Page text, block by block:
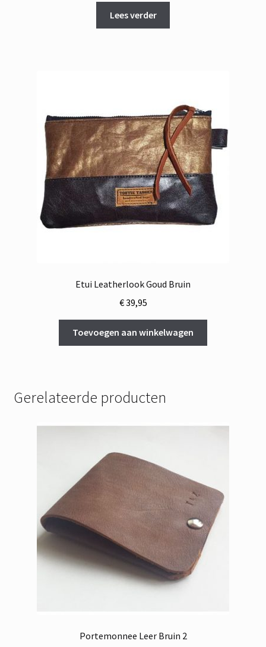
Lees verder
Etui Leatherlook Goud Bruin
€39,95
Toevoegen aan winkelwagen
Gerelateerde producten
Portemonnee Leer Bruin 2